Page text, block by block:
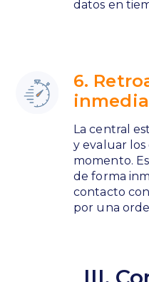
datos en
6.
La central
y evaluar
momento.
de forma
contacto
por una